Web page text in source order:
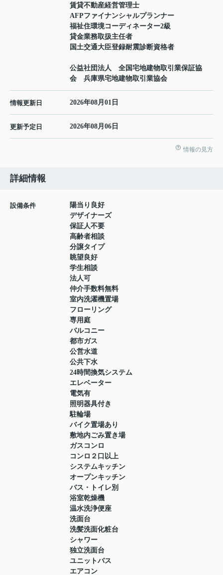
賃貸不動産経営管理士
AFPファイナンシャルプランナー
福祉住環境コーディネーター2級
貸金業務取扱主任者
国土交通大臣登録耐震診断資格者
公益社団法人 全国宅地建物取引業保証協
会 兵庫県宅地建物取引業協会
情報更新日 2026年08月01日
更新予定日 2026年08月06日
情報の見方
詳細情報
設備条件
陽当り良好
デザイナーズ
保証人不要
高齢者相談
分譲タイプ
眺望良好
学生相談
法人可
仲介手数料無料
室内洗濯機置場
フローリング
専用庭
バルコニー
都市ガス
公営水道
公共下水
24時間換気システム
エレベーター
電気有
照明器具付き
駐輪場
バイク置場あり
敷地内ごみ置き場
ガスコンロ
コンロ２口以上
システムキッチン
オープンキッチン
バス・トイレ別
浴室乾燥機
温水洗浄便座
洗面台
洗髪洗面化粧台
シャワー
独立洗面台
ユニットバス
エアコン